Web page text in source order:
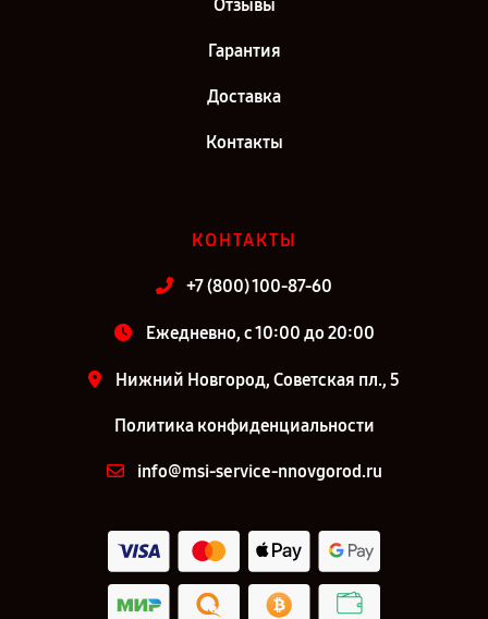
Отзывы
Гарантия
Доставка
Контакты
КОНТАКТЫ
+7 (800) 100-87-60
Ежедневно, с 10:00 до 20:00
Нижний Новгород, Советская пл., 5
Политика конфиденциальности
info@msi-service-nnovgorod.ru